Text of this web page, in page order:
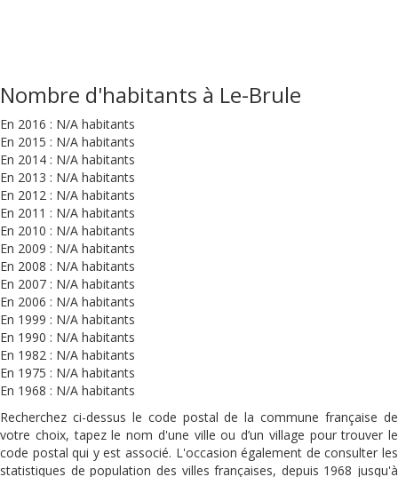
Nombre d'habitants à Le-Brule
En 2016 : N/A habitants
En 2015 : N/A habitants
En 2014 : N/A habitants
En 2013 : N/A habitants
En 2012 : N/A habitants
En 2011 : N/A habitants
En 2010 : N/A habitants
En 2009 : N/A habitants
En 2008 : N/A habitants
En 2007 : N/A habitants
En 2006 : N/A habitants
En 1999 : N/A habitants
En 1990 : N/A habitants
En 1982 : N/A habitants
En 1975 : N/A habitants
En 1968 : N/A habitants
Recherchez ci-dessus le code postal de la commune française de
votre choix, tapez le nom d'une ville ou d’un village pour trouver le
code postal qui y est associé. L'occasion également de consulter les
statistiques de population des villes françaises, depuis 1968 jusqu'à